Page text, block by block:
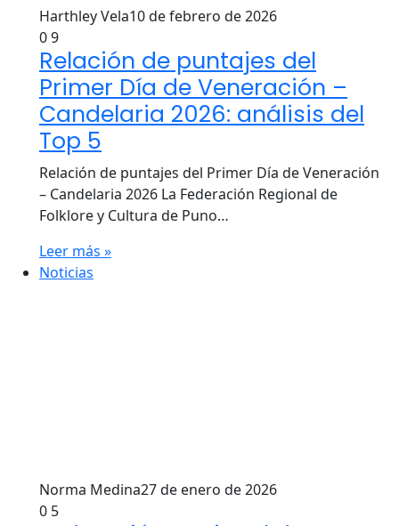
Harthley Vela10 de febrero de 2026
09
Relación de puntajes del
Primer Día de Veneración –
Candelaria 2026: análisis del
Top 5
Relación de puntajes del Primer Día de Veneración
– Candelaria 2026 La Federación Regional de
Folklore y Cultura de Puno…
Leer más »
Noticias
Norma Medina27 de enero de 2026
0 5